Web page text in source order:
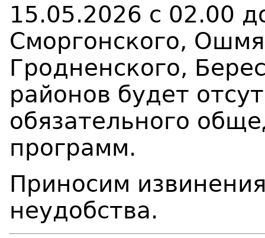
15.05.2026 с 02.00
Сморгонского,
Гродненского,
районов будет
обязательного
программ.
Приносим
неудобства.